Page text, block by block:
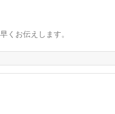
くお伝えします。